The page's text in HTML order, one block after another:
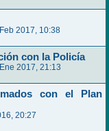
2017, 10:38
con la Policía
2017, 21:13
con el Plan
20:27